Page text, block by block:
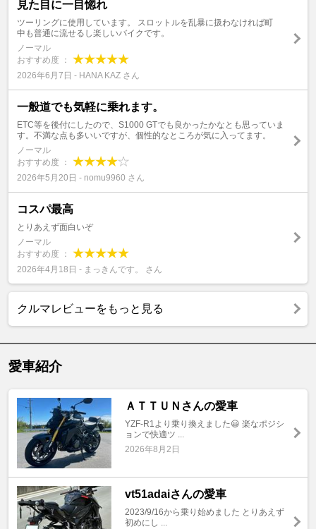
見た目に一目惚れ
ツーリングに使用しています。 スロットルを乱暴に扱わなければ町
中も普通に流せるし楽しいバイクです。
ノーマル
おすすめ度 ：
2026年6月7日 - HANA KAZ さん
一般道でも気軽に乗れます。
ETC等を後付にしたので、S1000 GTでも良かったかなとも思っていま
す。不満な点も多いいですが、個性的なところが気に入ってます。
ノーマル
おすすめ度 ：
2026年5月20日 - nomu9960 さん
コスパ最高
とりあえず面白いぞ
ノーマル
おすすめ度 ：
2026年4月18日 - まっきんです。 さん
クルマレビューをもっと見る
愛車紹介
ＡＴＴＵＮさんの愛車
YZF-R1より乗り換えました😃 楽なポジシ
ョンで快適ツ ...
2026年8月2日
vt51adaiさんの愛車
2023/9/16から乗り始めました とりあえず
初めにし ...